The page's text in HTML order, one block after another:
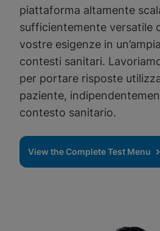
piattaforma altamente
sufficientemente versatile
vostre esigenze in
contesti sanitari.
per portare risposte
paziente,
contesto sanitario.
View the Complete Test Menu